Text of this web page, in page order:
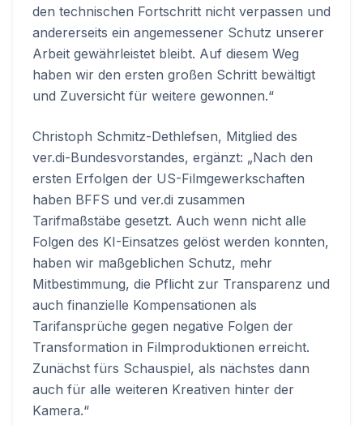
den technischen Fortschritt nicht verpassen und
andererseits ein angemessener Schutz unserer
Arbeit gewährleistet bleibt. Auf diesem Weg
haben wir den ersten großen Schritt bewältigt
und Zuversicht für weitere gewonnen.“
Christoph Schmitz-Dethlefsen, Mitglied des
ver.di-Bundesvorstandes, ergänzt: „Nach den
ersten Erfolgen der US-Filmgewerkschaften
haben BFFS und ver.di zusammen
Tarifmaßstäbe gesetzt. Auch wenn nicht alle
Folgen des KI-Einsatzes gelöst werden konnten,
haben wir maßgeblichen Schutz, mehr
Mitbestimmung, die Pflicht zur Transparenz und
auch finanzielle Kompensationen als
Tarifansprüche gegen negative Folgen der
Transformation in Filmproduktionen erreicht.
Zunächst fürs Schauspiel, als nächstes dann
auch für alle weiteren Kreativen hinter der
Kamera.“